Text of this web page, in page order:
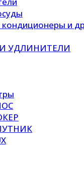
и
УДЛИНИТЕЛИ